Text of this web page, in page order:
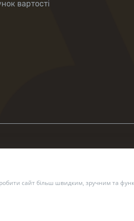
вартості
сайт більш швидким, зручним та